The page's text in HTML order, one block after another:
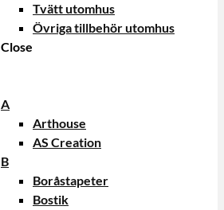
Tvätt utomhus
Övriga tillbehör utomhus
Close
A
Arthouse
AS Creation
B
Boråstapeter
Bostik